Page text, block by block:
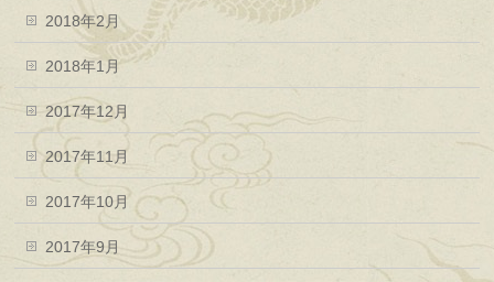
2018年2月
2018年1月
2017年12月
2017年11月
2017年10月
2017年9月